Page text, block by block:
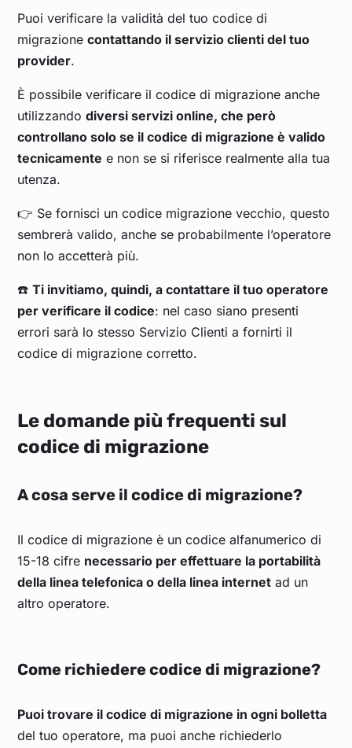
Puoi verificare la validità del tuo codice di
migrazionecontattando il servizio clienti del tuo
provider.
È possibile verificare il codice di migrazione anche
utilizzandodiversi servizi online, che però
controllano solo se il codice di migrazione è valido
tecnicamente e non se si riferisce realmente alla tua
utenza.
👉 Se fornisci un codice migrazione vecchio, questo
sembrerà valido, anche se probabilmente l’operatore
non lo accetterà più.
☎️Ti invitiamo, quindi, a contattare il tuo operatore
per verificare il codice: nel caso siano presenti
errori sarà lo stesso Servizio Clienti a fornirti il
codice di migrazione corretto.
Le domande più frequenti sul
codice di migrazione
A cosa serve il codice di migrazione?
Il codice di migrazione è un codice alfanumerico di
15-18 cifre necessario per effettuare la portabilità
della linea telefonica o della linea internet ad un
altro operatore.
Come richiedere codice di migrazione?
Puoi trovare il codice di migrazione in ogni bolletta
del tuo operatore, ma puoi anche richiederlo